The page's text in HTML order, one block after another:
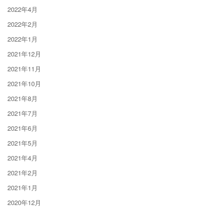
2022年4月
2022年2月
2022年1月
2021年12月
2021年11月
2021年10月
2021年8月
2021年7月
2021年6月
2021年5月
2021年4月
2021年2月
2021年1月
2020年12月